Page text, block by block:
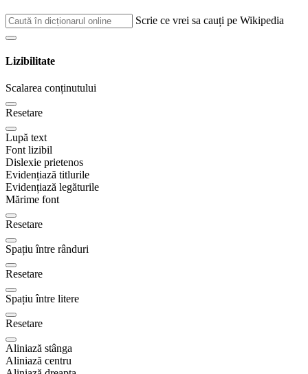
Scrie ce vrei sa cauți pe Wikipedia
Lizibilitate
Scalarea conținutului
Resetare
Lupă text
Font lizibil
Dislexie prietenos
Evidențiază titlurile
Evidențiază legăturile
Mărime font
Resetare
Spațiu între rânduri
Resetare
Spațiu între litere
Resetare
Aliniază stânga
Aliniază centru